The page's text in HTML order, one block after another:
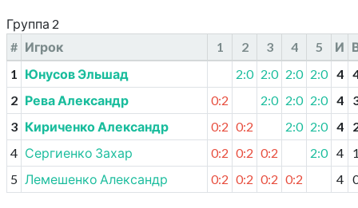
Группа 2
# Игрок 1 2 3 4 5 И
1 Юнусов Эльшад 2:0 2:0 2:0 2:0 4
2 Рева Александр 0:2 2:0 2:0 2:0 4
3 Кириченко Александр 0:2 0:2 2:0 2:0 4
4 Сергиенко Захар 0:2 0:2 0:2 2:0 4
5 Лемешенко Александр 0:2 0:2 0:2 0:2 4